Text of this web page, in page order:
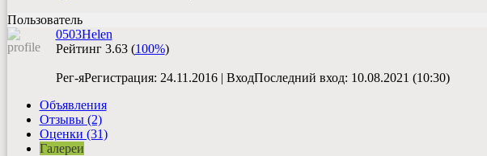
Пользователь
0503Helen
Рейтинг 3.63 (100%)
Рег-яРегистрация: 24.11.2016| ВходПоследний вход: 10.08.2021 (10:30)
Объявления
Отзывы (2)
Оценки (31)
Галереи